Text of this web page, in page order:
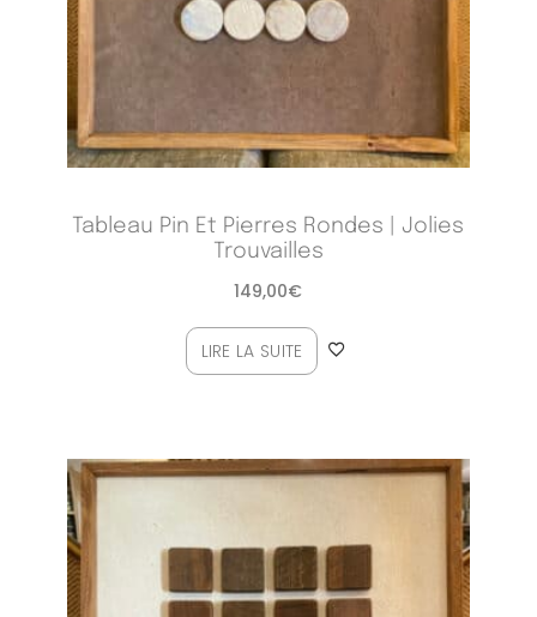
Tableau Pin Et Pierres Rondes | Jolies
Trouvailles
149,00€
LIRE LA SUITE